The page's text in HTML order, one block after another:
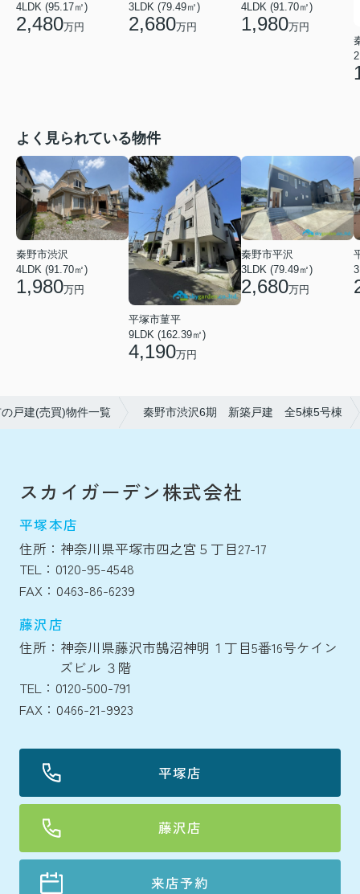
4LDK (95.17㎡)
2,480万円
3LDK (79.49㎡)
2,680万円
4LDK (91.70㎡)
1,980万円
よく見られている物件
秦野市渋沢
4LDK (91.70㎡)
1,980万円
平塚市菫平
9LDK (162.39㎡)
4,190万円
秦野市平沢
3LDK (79.49㎡)
2,680万円
戸建(売買)物件一覧 秦野市渋沢6期 新築戸建 全5棟5号棟
スカイガーデン株式会社
平塚本店
住所：神奈川県平塚市四之宮５丁目27-17
TEL：0120-95-4548
FAX：0463-86-6239
藤沢店
住所：神奈川県藤沢市鵠沼神明１丁目5番16号ケイン
ズビル ３階
TEL：0120-500-791
FAX：0466-21-9923
平塚店
藤沢店
来店予約